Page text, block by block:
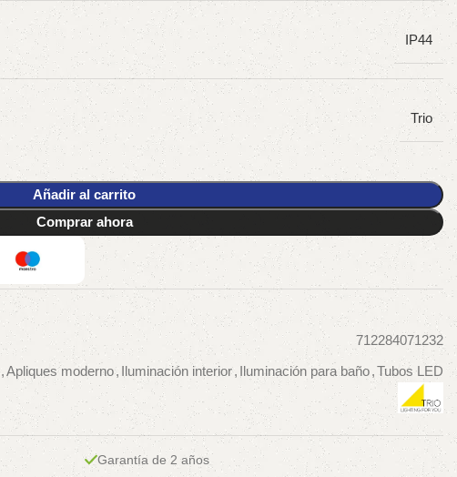
IP44
Trio
Añadir al carrito
Comprar ahora
712284071232
,Apliques moderno, Iluminación interior, Iluminación para baño,Tubos LED
Garantía de 2 años